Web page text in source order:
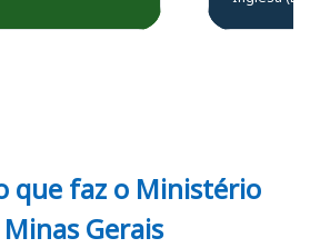
questões.”
que faz o Ministério
Gerais